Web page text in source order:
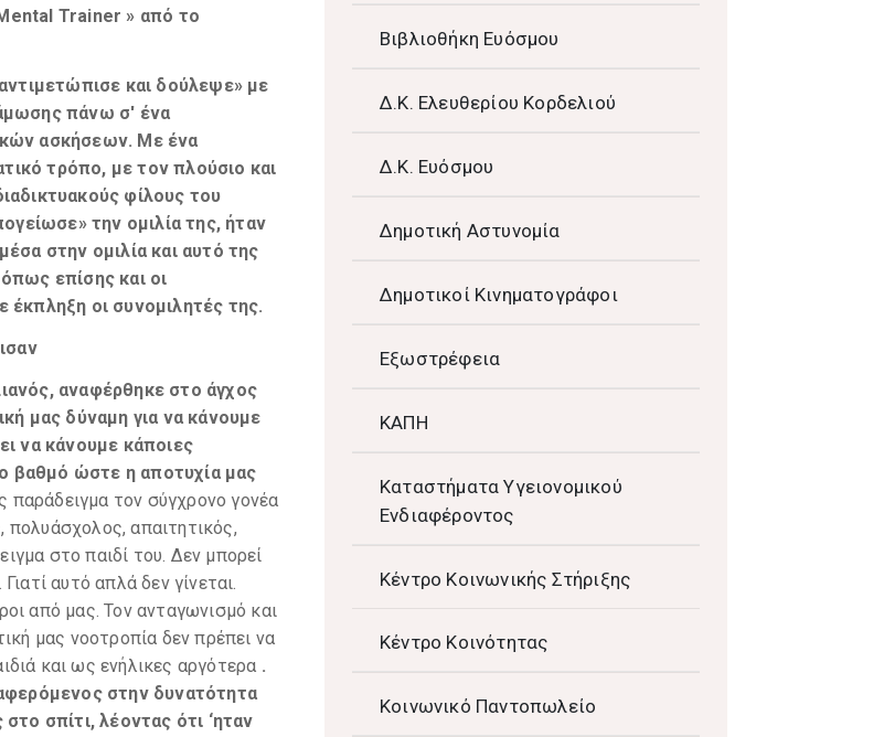
Trainer » από το
και δούλεψε» με
πάνω σ' ένα
ασκήσεων. Με ένα
τρόπο, με τον πλούσιο και
φίλους του
την ομιλία της, ήταν
στην ομιλία και αυτό της
επίσης και οι
έκπληξη οι συνομιλητές της.
αναφέρθηκε στο άγχος
μας δύναμη για να κάνουμε
να κάνουμε κάποιες
βαθμό ώστε η αποτυχία μας
τον σύγχρονο γονέα
πολυάσχολος, απαιτητικός,
στο παιδί του. Δεν μπορεί
αυτό απλά δεν γίνεται.
από μας. Τον ανταγωνισμό και
μας νοοτροπία δεν πρέπει να
και ως ενήλικες αργότερα .
στην δυνατότητα
σπίτι, λέοντας ότι ‘ηταν
Βιβλιοθήκη Ευόσμου
Δ.Κ. Ελευθερίου Κορδελιού
Δ.Κ. Ευόσμου
Δημοτική Αστυνομία
Δημοτικοί Κινηματογράφοι
Εξωστρέφεια
ΚΑΠΗ
Καταστήματα Υγειονομικού
Ενδιαφέροντος
Κέντρο Κοινωνικής Στήριξης
Κέντρο Κοινότητας
Κοινωνικό Παντοπωλείο